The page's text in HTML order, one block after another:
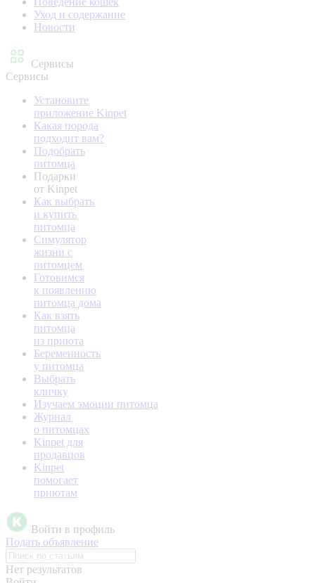
Уход и содержание
Новости
Сервисы
Сервисы
Установите
приложение Kinpet
Какая порода
подходит вам?
Подобрать
питомца
Подарки
от Kinpet
Как выбрать
и купить
питомца
Симулятор
жизни с
питомцем
Готовимся
к появлению
питомца дома
Как взять
питомца
из приюта
Беременность
у питомца
Выбрать
кличку
Изучаем эмоции питомца
Журнал
о питомцах
Kinpet для
продавцов
Kinpet
помогает
приютам
Войти в профиль
Подать объявление
Нет результатов